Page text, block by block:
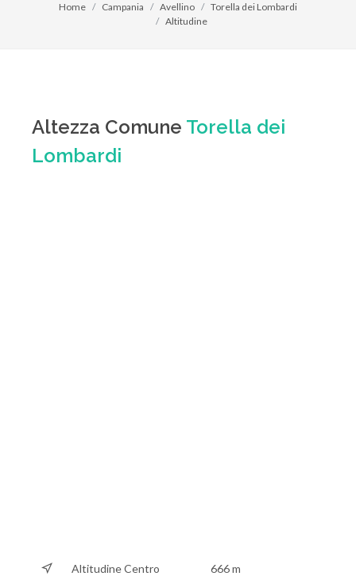
Home Campania Avellino
Torella dei Lombardi
Altitudine
Altezza Comune Torella dei
Lombardi
Altitudine Centro
666 m